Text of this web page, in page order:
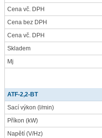
Cena vč. DPH
Cena bez DPH
Cena vč. DPH
Skladem
Mj
ATF-2,2-BT
Sací výkon (l/min)
Příkon (kW)
Napětí (V/Hz)